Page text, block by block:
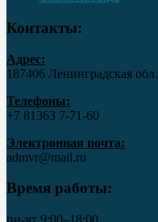
Контакты:
Адрес:
187406 Ленинградская
Телефоны:
+7 81363 7‑71-60
Электронная почта:
admvr@mail.ru
Время работы:
пн-чт 9:00–18:00,